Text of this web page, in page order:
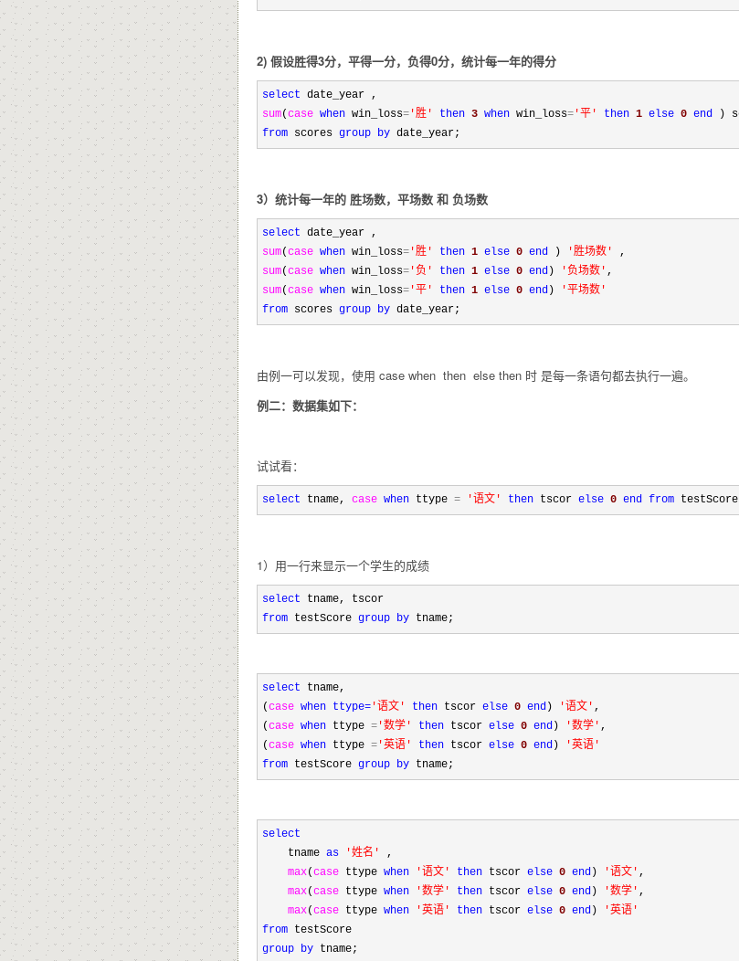
2) 假设胜得3分，平得一分，负得0分，统计每一年的得分
select
sum(case when win_loss= '胜 ' then 3 when win_loss= '平 ' then 1 else 0 end
from scores group by date_year;
3）统计每一年的 胜场数，平场数 和 负场数
select
sum(case when win_loss= '胜 ' then 1 else 0 end ) '胜场数 '
sum(case when win_loss= '负 ' then 1 else 0 end) '负场数 '
sum(case when win_loss= '平 ' then 1 else 0 end) '平场数 '
from scores group by date_year;
由例一可以发现，使用 case when then else then 时 是每一条语句都去执行一遍。
例二：数据集如下：
试试看：
select tname, case when ttype = '语文 ' then tscor else 0 end from testScore
1）用一行来显示一个学生的成绩
select
from testScore group by tname;
select tname,
(case when ttype= '语文 ' then tscor else 0 end) '语文 ' ,
(case when ttype = '数学 ' then tscor else 0 end) '数学 ' ,
(case when ttype = '英语 ' then tscor else 0 end) '英语 '
from testScore group by tname;
select
    tname
as '姓名 '
,
max(case ttype when '语文 ' then tscor else 0 end) '语文 ' ,
max(case ttype when '数学 ' then tscor else 0 end) '数学 ' ,
max(case ttype when '英语 ' then tscor else 0 end) '英语 '
from
group by tname;